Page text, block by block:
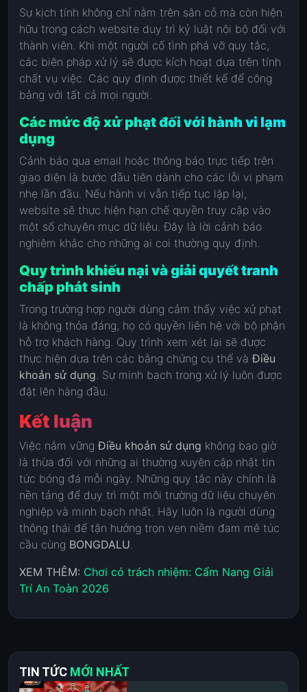
Sự kịch tính không chỉ nằm trên sân cỏ mà còn hiện
hữu trong cách website duy trì kỷ luật nội bộ đối với
thành viên. Khi một người cố tình phá vỡ quy tắc,
các biện pháp xử lý sẽ được kích hoạt dựa trên tính
chất vụ việc. Các quy định được thiết kế để công
bằng với tất cả mọi người.
Các mức độ xử phạt đối với hành vi lạm
dụng
Cảnh báo qua email hoặc thông báo trực tiếp trên
giao diện là bước đầu tiên dành cho các lỗi vi phạm
nhẹ lần đầu. Nếu hành vi vẫn tiếp tục lặp lại,
website sẽ thực hiện hạn chế quyền truy cập vào
một số chuyên mục dữ liệu. Đây là lời cảnh báo
nghiêm khắc cho những ai coi thường quy định.
Quy trình khiếu nại và giải quyết tranh
chấp phát sinh
Trong trường hợp người dùng cảm thấy việc xử phạt
là không thỏa đáng, họ có quyền liên hệ với bộ phận
hỗ trợ khách hàng. Quy trình xem xét lại sẽ được
thực hiện dựa trên các bằng chứng cụ thể vàĐiều
khoản sử dụng. Sự minh bạch trong xử lý luôn được
đặt lên hàng đầu.
Kết luận
Việc nắm vữngĐiều khoản sử dụng không bao giờ
là thừa đối với những ai thường xuyên cập nhật tin
tức bóng đá mỗi ngày. Những quy tắc này chính là
nền tảng để duy trì một môi trường dữ liệu chuyên
nghiệp và minh bạch nhất. Hãy luôn là người dùng
thông thái để tận hưởng trọn vẹn niềm đam mê túc
cầu cùng BONGDALU.
XEM THÊM: Chơi có trách nhiệm: Cẩm Nang Giải
Trí An Toàn 2026
TIN TỨC MỚI NHẤT